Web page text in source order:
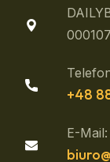
+48
E-Mail: